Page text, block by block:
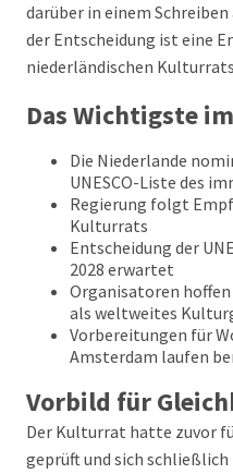
darüber in einem
der Entscheidung ist eine
niederländischen
Das Wichtigste
Die Niederlande
UNESCO-Liste des
Regierung folgt
Kulturrats
Entscheidung der
2028 erwartet
Organisatoren hoffen
als weltweites
Vorbereitungen für
Amsterdam laufen
Vorbild für
Der Kulturrat hatte zuvor
geprüft und sich